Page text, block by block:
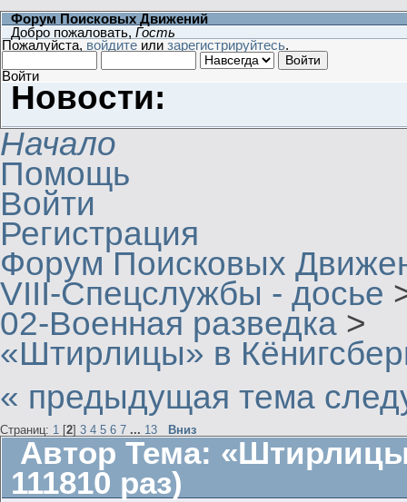
Форум Поисковых Движений
Добро пожаловать, Гость
Пожалуйста, войдите или зарегистрируйтесь.
Войти
Новости:
Начало
Помощь
Войти
Регистрация
Форум Поисковых
VIII-Спецслужбы - досье
02-Военная разведка >
«Штирлицы» в
« предыдущая тема
Страниц: 1 [2] 3 4 5 6 7 ... 13 Вниз
Автор Тема:
111810 раз)